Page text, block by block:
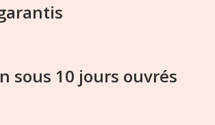
sous 10 jours ouvrés